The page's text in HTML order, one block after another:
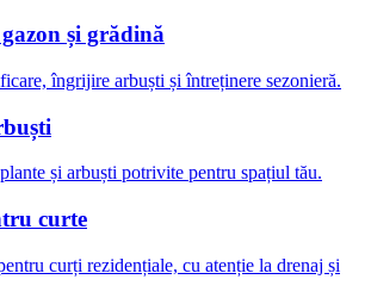
și grădină
îngrijire arbuști și întreținere sezonieră.
și arbuști potrivite pentru spațiul tău.
curte
curți rezidențiale, cu atenție la drenaj și